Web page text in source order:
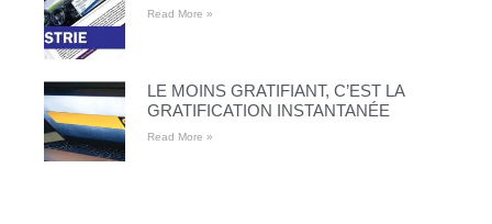
Read More »
LE MOINS GRATIFIANT, C’EST LA
GRATIFICATION INSTANTANÉE
Read More »